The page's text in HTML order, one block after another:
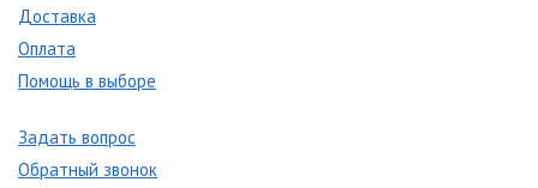
Доставка
Оплата
Помощь в выборе
Задать вопрос
Обратный звонок